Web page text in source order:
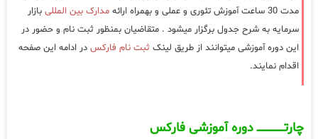
مدت 30 ساعت آموزش تئوری و عملی و بهمراه ارائه
مدارک بین المللی بازار
سرمایه به شرح جدول برگزار میشود . متقاضیان بمنظور ثبت نام و حضور در
این دوره آموزشی میتوانند از طریق لینک ثبت نام فارکس در ادامه این صفحه
اقدام نمایند.
چارتـــــــــــــــــــ دوره آموزشی فارکس